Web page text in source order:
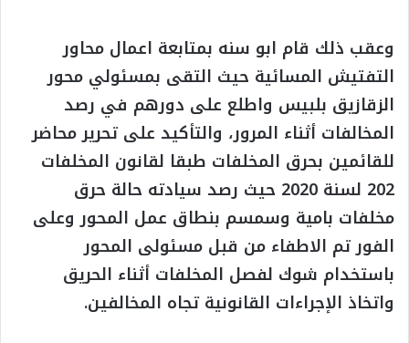
وعقب ذلك قام ابو سنه بمتابعة اعمال محاور
التفتيش المسائية حيث التقى بمسئولي محور
الزقازيق بلبيس واطلع على دورهم في رصد
المخالفات أثناء المرور، والتأكيد على تحرير محاضر
للقائمين بحرق المخلفات طبقا لقانون المخلفات
202 لسنة 2020 حيث رصد سيادته حالة حرق
مخلفات بامية وسمسم بنطاق عمل المحور وعلى
الفور تم الاطفاء من قبل مسئولى المحور
باستخدام شوك لفصل المخلفات أثناء الحريق
واتخاذ الإجراءات القانونية تجاه المخالفين.